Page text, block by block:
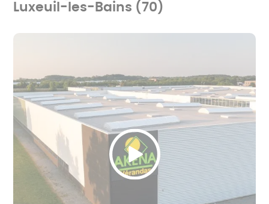
Luxeuil-les-Bains (70)